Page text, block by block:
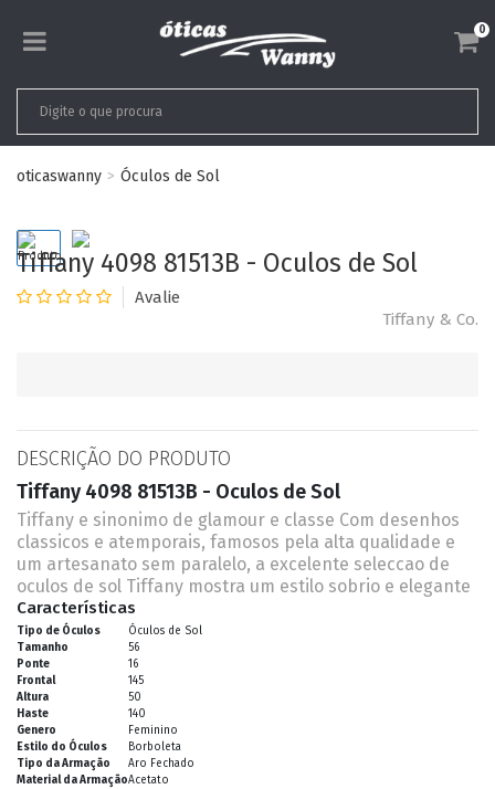
0
oticaswanny Óculos de Sol
Tiffany 4098 81513B - Oculos de Sol
Tiffany & Co.
DESCRIÇÃO DO PRODUTO
Tiffany 4098 81513B - Oculos de Sol
Tiffany e sinonimo de glamour e classe Com desenhos
classicos e atemporais, famosos pela alta qualidade e
um artesanato sem paralelo, a excelente seleccao de
oculos de sol Tiffany mostra um estilo sobrio e elegante
Características
Tipo de Óculos
Óculos de Sol
Tamanho
56
Ponte
16
Frontal
145
Altura
50
Haste
140
Genero
Feminino
Estilo do Óculos
Borboleta
Tipo da Armação
Aro Fechado
Material da ArmaçãoAcetato